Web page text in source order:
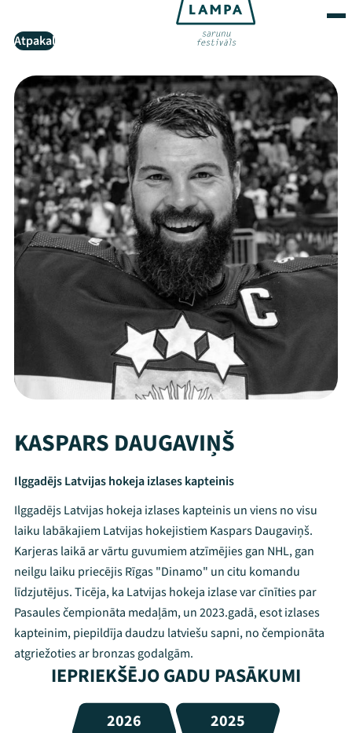
Atpakaļ
KASPARS DAUGAVIŅŠ
Ilggadējs Latvijas hokeja izlases kapteinis
Ilggadējs Latvijas hokeja izlases kapteinis un viens no visu
laiku labākajiem Latvijas hokejistiem Kaspars Daugaviņš.
Karjeras laikā ar vārtu guvumiem atzīmējies gan NHL, gan
neilgu laiku priecējis Rīgas "Dinamo" un citu komandu
līdzjutējus. Ticēja, ka Latvijas hokeja izlase var cīnīties par
Pasaules čempionāta medaļām, un 2023.gadā, esot izlases
kapteinim, piepildīja daudzu latviešu sapni, no čempionāta
atgriežoties ar bronzas godalgām.
IEPRIEKŠĒJO GADU PASĀKUMI
2026 2025